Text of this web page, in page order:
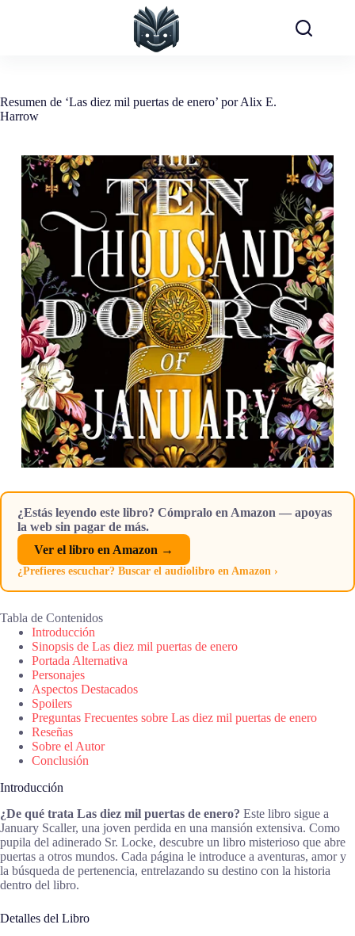
Resumen de ‘Las diez mil puertas de enero’ por Alix E.
Harrow
¿Estás leyendo este libro? Cómpralo en Amazon — apoyas
la web sin pagar de más.
Ver el libro en Amazon →
¿Prefieres escuchar? Buscar el audiolibro en Amazon ›
Tabla de Contenidos
Introducción
Sinopsis de Las diez mil puertas de enero
Portada Alternativa
Personajes
Aspectos Destacados
Spoilers
Preguntas Frecuentes sobre Las diez mil puertas de enero
Reseñas
Sobre el Autor
Conclusión
Introducción
¿De qué trata Las diez mil puertas de enero? Este libro sigue a
January Scaller, una joven perdida en una mansión extensiva. Como
pupila del adinerado Sr. Locke, descubre un libro misterioso que abre
puertas a otros mundos. Cada página le introduce a aventuras, amor y
la búsqueda de pertenencia, entrelazando su destino con la historia
dentro del libro.
Detalles del Libro